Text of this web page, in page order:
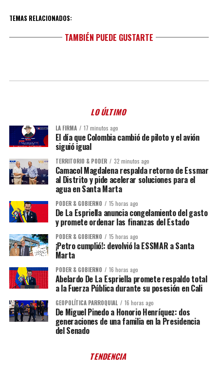
TEMAS RELACIONADOS:
TAMBIÉN PUEDE GUSTARTE
LO ÚLTIMO
LA FIRMA 17 minutos ago
El día que Colombia cambió de piloto y el avión
siguió igual
TERRITORIO & PODER 32 minutos ago
Camacol Magdalena respalda retorno de Essmar
al Distrito y pide acelerar soluciones para el
agua en Santa Marta
PODER & GOBIERNO 15 horas ago
De La Espriella anuncia congelamiento del gasto
y promete ordenar las finanzas del Estado
PODER & GOBIERNO 15 horas ago
¡Petro cumplió!: devolvió la ESSMAR a Santa
Marta
PODER & GOBIERNO 16 horas ago
Abelardo De La Espriella promete respaldo total
a la Fuerza Pública durante su posesión en Cali
GEOPOLÍTICA PARROQUIAL 16 horas ago
De Miguel Pinedo a Honorio Henríquez: dos
generaciones de una familia en la Presidencia
del Senado
TENDENCIA